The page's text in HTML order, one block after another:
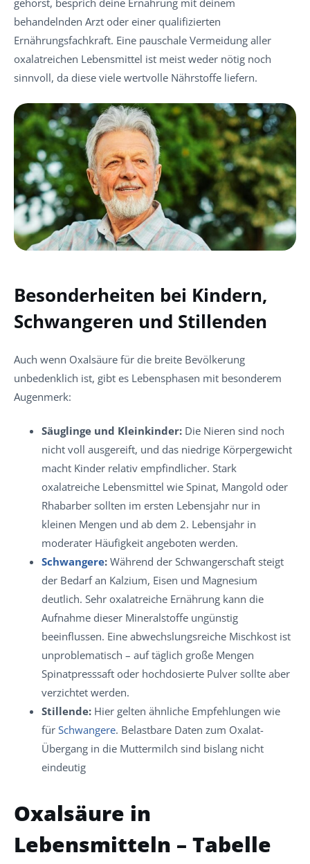
gehörst, besprich deine Ernährung mit deinem
behandelnden Arzt oder einer qualifizierten
Ernährungsfachkraft. Eine pauschale Vermeidung aller
oxalatreichen Lebensmittel ist meist weder nötig noch
sinnvoll, da diese viele wertvolle Nährstoffe liefern.
Besonderheiten bei Kindern,
Schwangeren und Stillenden
Auch wenn Oxalsäure für die breite Bevölkerung
unbedenklich ist, gibt es Lebensphasen mit besonderem
Augenmerk:
Säuglinge und Kleinkinder: Die Nieren sind noch
nicht voll ausgereift, und das niedrige Körpergewicht
macht Kinder relativ empfindlicher. Stark
oxalatreiche Lebensmittel wie Spinat, Mangold oder
Rhabarber sollten im ersten Lebensjahr nur in
kleinen Mengen und ab dem 2. Lebensjahr in
moderater Häufigkeit angeboten werden.
Schwangere: Während der Schwangerschaft steigt
der Bedarf an Kalzium, Eisen und Magnesium
deutlich. Sehr oxalatreiche Ernährung kann die
Aufnahme dieser Mineralstoffe ungünstig
beeinflussen. Eine abwechslungsreiche Mischkost ist
unproblematisch – auf täglich große Mengen
Spinatpresssaft oder hochdosierte Pulver sollte aber
verzichtet werden.
Stillende: Hier gelten ähnliche Empfehlungen wie
für Schwangere. Belastbare Daten zum Oxalat-
Übergang in die Muttermilch sind bislang nicht
eindeutig
Oxalsäure in
Lebensmitteln – Tabelle